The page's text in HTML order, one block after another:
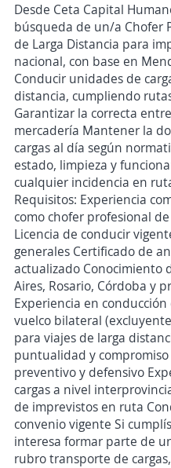
Desde Ceta Capital
búsqueda de un/a Chofer
de Larga Distancia para
nacional, con base en
Conducir unidades de
distancia, cumpliendo
Garantizar la correcta
mercadería Mantener la
cargas al día según
estado, limpieza y
cualquier incidencia en
Requisitos: Experiencia
como chofer profesional
Licencia de conducir
generales Certificado de
actualizado Conocimiento
Aires, Rosario, Córdoba y
Experiencia en
vuelco bilateral
para viajes de larga
puntualidad y
preventivo y defensivo
cargas a nivel
de imprevistos en ruta
convenio vigente Si
interesa formar parte de
rubro transporte de